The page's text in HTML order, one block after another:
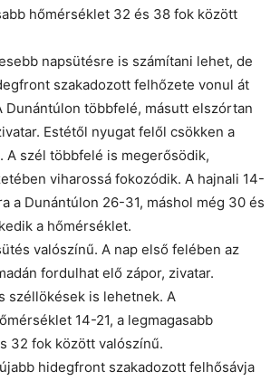
hőmérséklet 32 és 38 fok között
napsütésre is számítani lehet, de
szakadozott felhőzete vonul át
Dunántúlon többfelé, másutt elszórtan
Estétől nyugat felől csökken a
A szél többfelé is megerősödik,
viharossá fokozódik. A hajnali 14-
a Dunántúlon 26-31, máshol még 30 és
a hőmérséklet.
valószínű. A nap első felében az
fordulhat elő zápor, zivatar.
széllökések is lehetnek. A
14-21, a legmagasabb
32 fok között valószínű.
hidegfront szakadozott felhősávja